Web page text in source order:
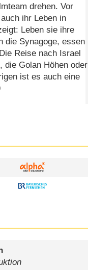
drehen. Vor
ihr Leben in
Leben sie ihre
die Synagoge, essen
Reise nach Israel
die Golan Höhen oder
ist es auch eine